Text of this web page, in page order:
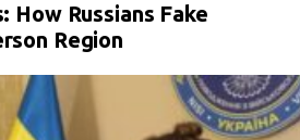
How Russians Fake
Region